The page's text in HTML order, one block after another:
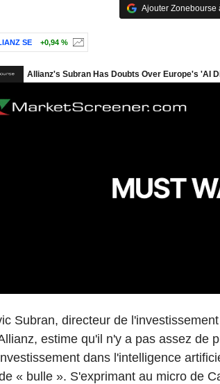
Ajouter Zonebourse
SE +0,94 %
Subran, directeur de
estime qu'il n'y a pas assez de
dans l'intelligence
« bulle ». S'exprimant au micro de